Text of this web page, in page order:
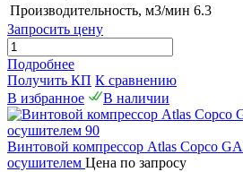
Производительность, м3/мин 6.3
Запросить цену
Подробнее
Получить КП К сравнению
В избранное
В наличии
Винтовой компрессор Atlas Copco
осушителем Цена по запросу